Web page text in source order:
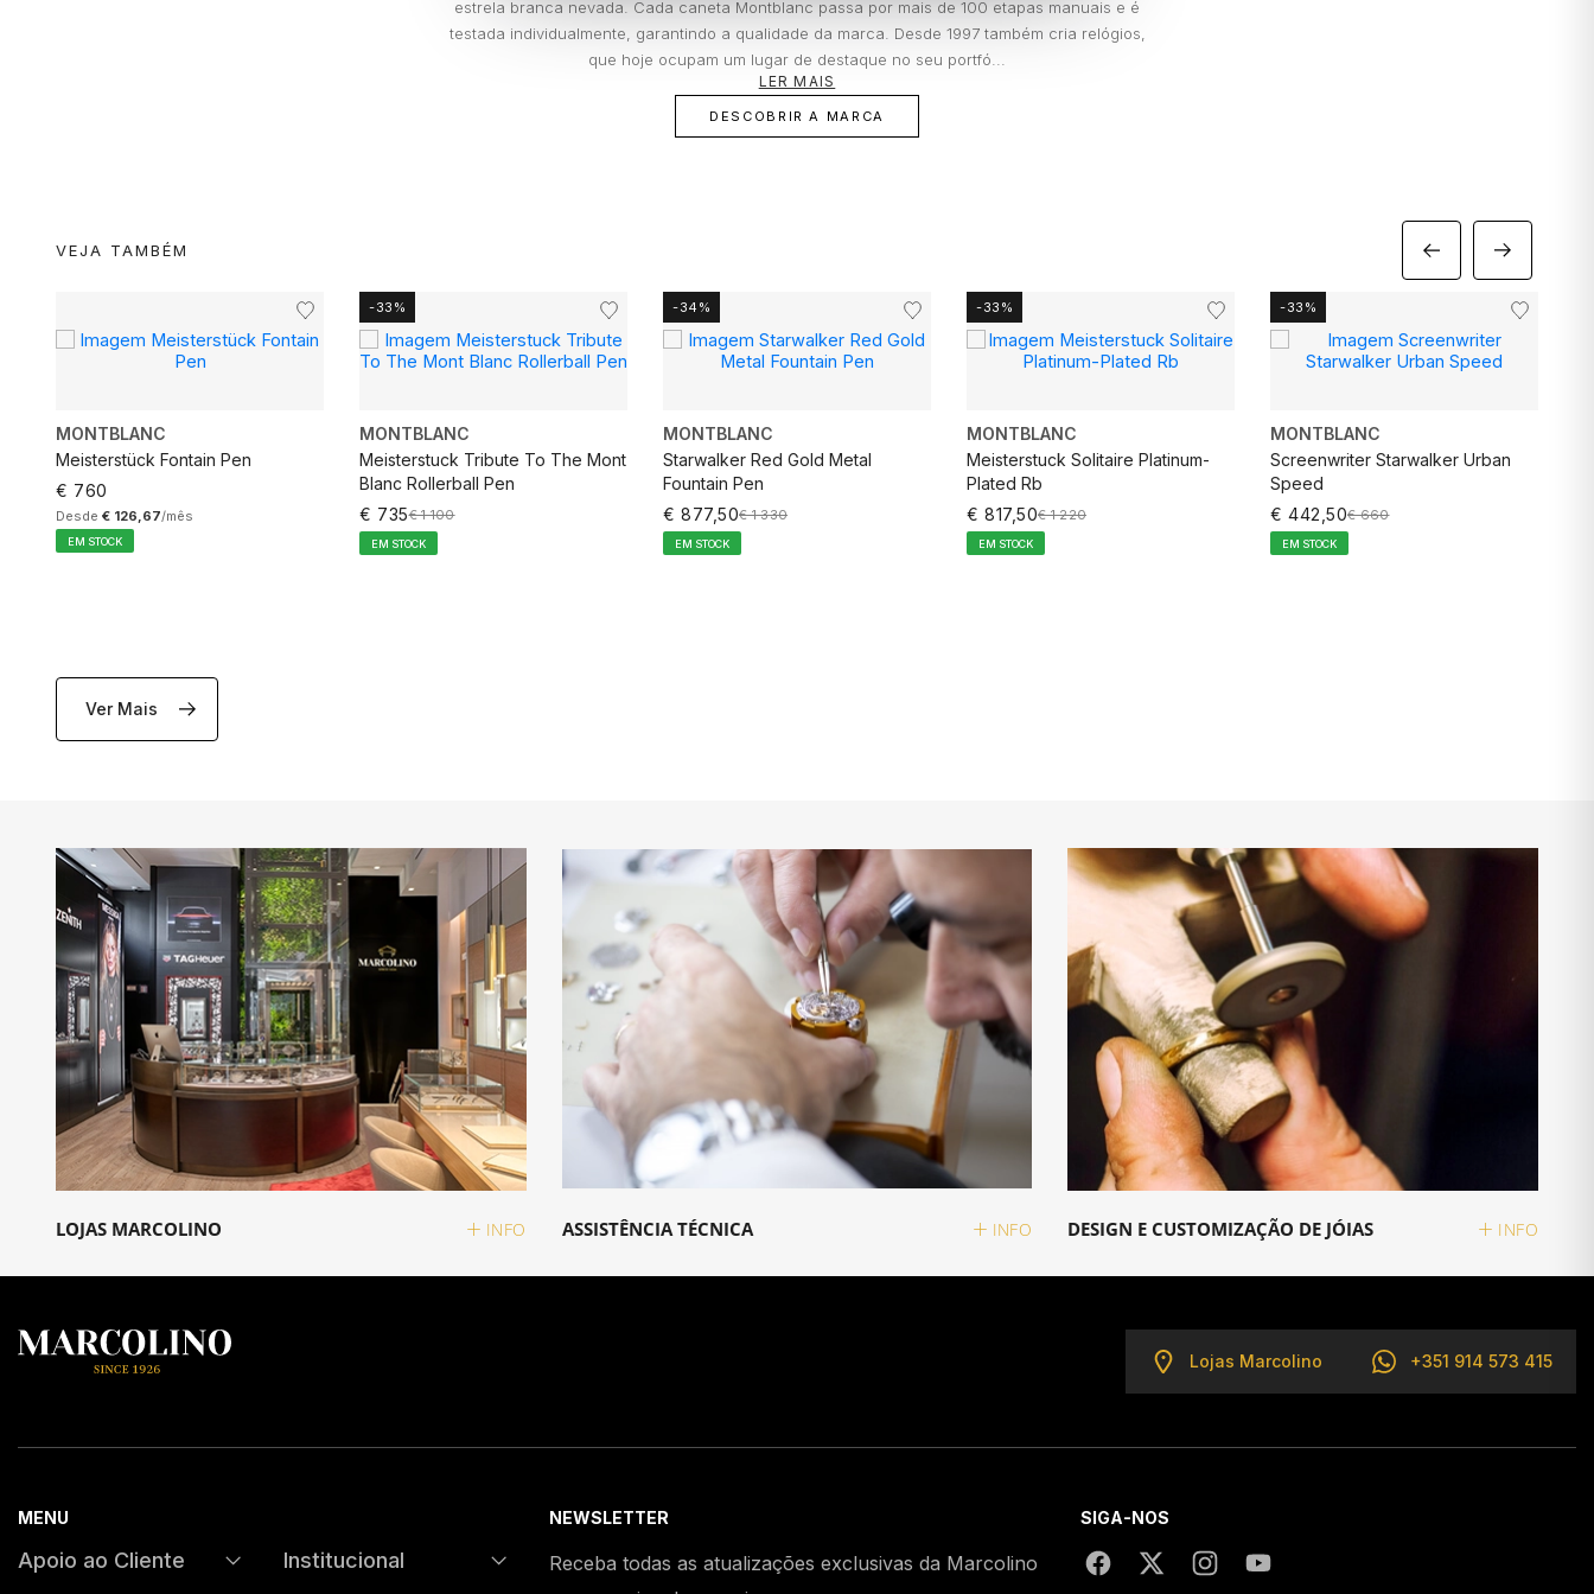
estrela branca nevada. Cada caneta Montblanc passa por mais de 100 etapas manuais e é
testada individualmente, garantindo a qualidade da marca. Desde 1997 também cria relógios,
que hoje ocupam um lugar de destaque no seu portfó...
LER MAIS
DESCOBRIR A MARCA
VEJA TAMBÉM
MONTBLANC
Meisterstück Fontain Pen
€ 760
Desde € 126,67/mês
EM STOCK
-33%
MONTBLANC
Meisterstuck Tribute To The Mont
Blanc Rollerball Pen
€ 735€ 1 100
EM STOCK
-34%
MONTBLANC
Starwalker Red Gold Metal
Fountain Pen
€ 877,50€ 1 330
EM STOCK
-33%
MONTBLANC
Meisterstuck Solitaire Platinum-
Plated Rb
€ 817,50€ 1 220
EM STOCK
-33%
MONTBLANC
Screenwriter Starwalker Urban
Speed
€ 442,50€ 660
EM STOCK
Ver Mais
LOJAS MARCOLINO INFO ASSISTÊNCIA TÉCNICA INFO DESIGN E CUSTOMIZAÇÃO DE JÓIAS INFO
Lojas Marcolino +351 914 573 415
MENU
Apoio ao Cliente Institucional
NEWSLETTER
Receba todas as atualizações exclusivas da Marcolino
SIGA-NOS